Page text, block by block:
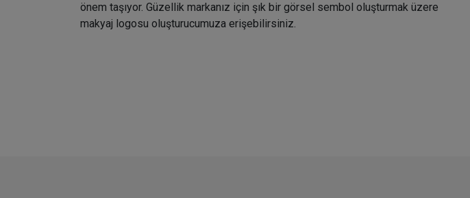
önem taşıyor. Güzellik markanız için şık bir görsel sembol oluşturmak üzere
makyaj logosu oluşturucumuza erişebilirsiniz.